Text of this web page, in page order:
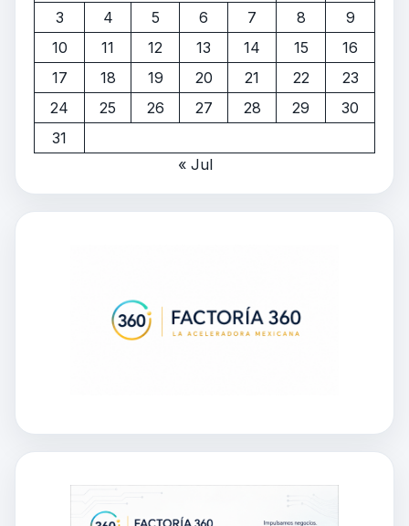
3
4 5 6 7 8
9
10
11 12 13 14 15
16
17
18 19 20 21 22
23
24
25 26 27 28 29
30
31
« Jul